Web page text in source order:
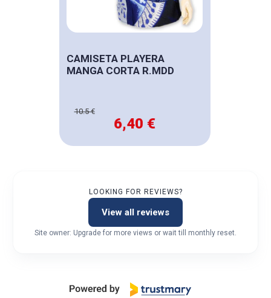
CAMISETA PLAYERA
MANGA CORTA R.MDD
10.5 €
6,40 €
LOOKING FOR REVIEWS?
View all reviews
Site owner: Upgrade for more views or wait till monthly reset.